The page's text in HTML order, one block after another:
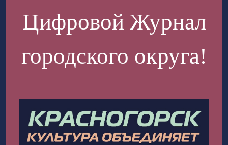
Цифровой Журнал
городского округа!